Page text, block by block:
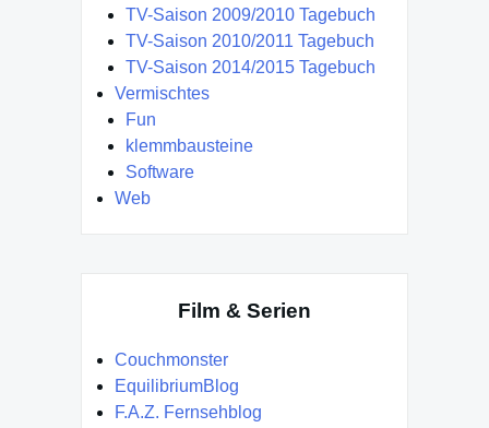
TV-Saison 2009/2010 Tagebuch
TV-Saison 2010/2011 Tagebuch
TV-Saison 2014/2015 Tagebuch
Vermischtes
Fun
klemmbausteine
Software
Web
Film & Serien
Couchmonster
EquilibriumBlog
F.A.Z. Fernsehblog